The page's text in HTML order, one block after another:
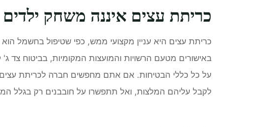
כריתת עצים איננה משחק ילדים
כריתת עצים היא עניין מקצועי ממש, כפי שטיפול בחשמל הוא
באישורים מטעם הרשויות והמועצות המקומיות, בביטוח צד
על כל כללי הבטיחות. אם אתם מחפשים חברה לכריתת
לקבל עליהם המלצות, ואל תתפשרו על חובבנים רק בגלל